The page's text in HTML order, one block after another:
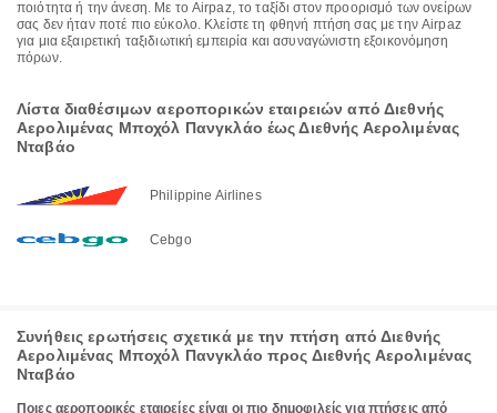
ποιότητα ή την άνεση. Με το Airpaz, το ταξίδι στον προορισμό των ονείρων
σας δεν ήταν ποτέ πιο εύκολο. Κλείστε τη φθηνή πτήση σας με την Airpaz
για μια εξαιρετική ταξιδιωτική εμπειρία και ασυναγώνιστη εξοικονόμηση
πόρων.
Λίστα διαθέσιμων αεροπορικών εταιρειών από Διεθνής
Αερολιμένας Μποχόλ Πανγκλάο έως Διεθνής Αερολιμένας
Νταβάο
Philippine Airlines
Cebgo
Συνήθεις ερωτήσεις σχετικά με την πτήση από Διεθνής
Αερολιμένας Μποχόλ Πανγκλάο προς Διεθνής Αερολιμένας
Νταβάο
Ποιες αεροπορικές εταιρείες είναι οι πιο δημοφιλείς για πτήσεις από